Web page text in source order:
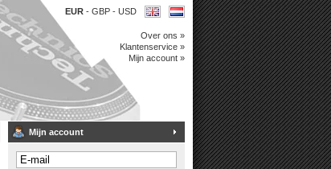
EUR - GBP - USD
Over ons »
Klantenservice »
Mijn account »
Mijn account